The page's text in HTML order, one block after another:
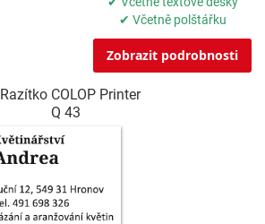
✔ Včetně polštářku
Zobrazit podrobnosti
Razítko COLOP Printer
Q 43